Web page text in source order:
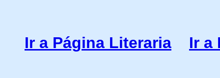
Ir a Página Literaria Ir a